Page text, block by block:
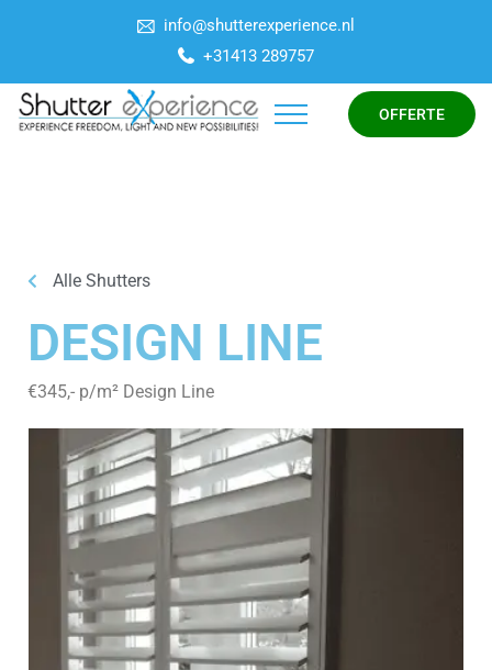
info@shutterexperience.nl
+31413 289757
OFFERTE
Alle Shutters
DESIGN LINE
€345,- p/m² Design Line